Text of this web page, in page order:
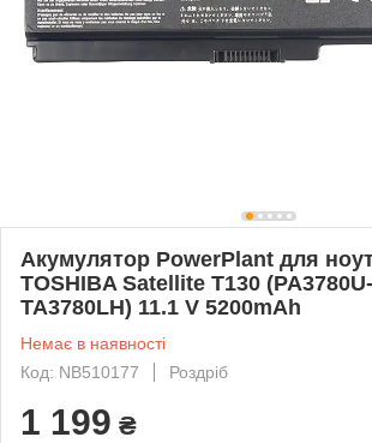
Акумулятор PowerPlant для
TOSHIBA Satellite T130
TA3780LH) 11.1 V 5200mAh
Немає в наявності
Код: NB510177
Роздріб
1 199 ₴